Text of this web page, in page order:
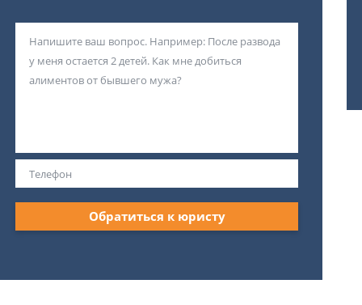
Обратиться к юристу